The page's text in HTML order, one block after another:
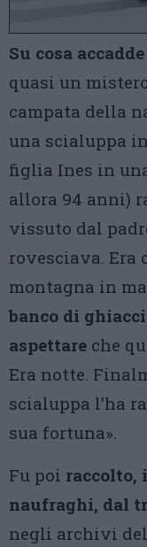
Su cosa
quasi un
campata della
una scialuppa
figlia Ines in
allora 94 anni)
vissuto dal
rovesciava. Era
montagna in
banco di
aspettare che
Era notte.
scialuppa l’ha
sua fortuna».
Fu poi raccolto,
naufraghi, dal
negli archivi